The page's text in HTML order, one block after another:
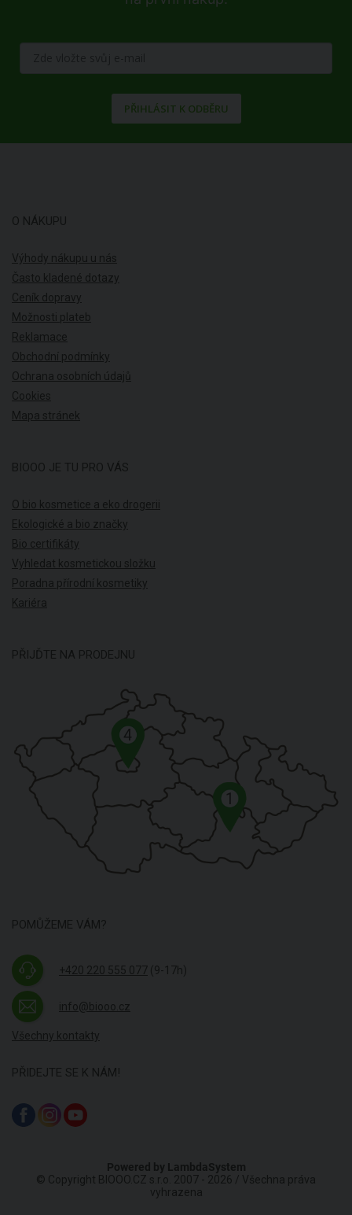
PŘIHLÁSIT K ODBĚRU
O NÁKUPU
Výhody nákupu u nás
Často kladené dotazy
Ceník dopravy
Možnosti plateb
Reklamace
Obchodní podmínky
Ochrana osobních údajů
Cookies
Mapa stránek
BIOOO JE TU PRO VÁS
O bio kosmetice a eko drogerii
Ekologické a bio značky
Bio certifikáty
Vyhledat kosmetickou složku
Poradna přírodní kosmetiky
Kariéra
PŘIJĎTE NA PRODEJNU
1
4
POMŮŽEME VÁM?
+420 220 555 077 (9-17h)
info@biooo.cz
Všechny kontakty
PŘIDEJTE SE K NÁM!
Powered by LambdaSystem
© Copyright BIOOO.CZ s.r.o. 2007 - 2026 / Všechna práva
vyhrazena